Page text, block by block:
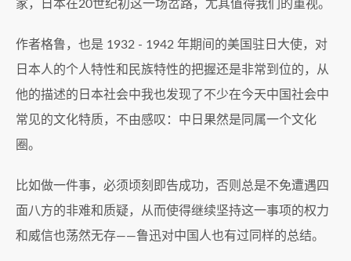
家，日本在20世纪初这一场岔路，尤其值得我们的重视。
作者格鲁，也是 1932 - 1942 年期间的美国驻日大使，对
日本人的个人特性和民族特性的把握还是非常到位的，从
他的描述的日本社会中我也发现了不少在今天中国社会中
常见的文化特质，不由感叹：中日果然是同属一个文化
圈。
比如做一件事，必须顷刻即告成功，否则总是不免遭遇四
面八方的非难和质疑，从而使得继续坚持这一事项的权力
和威信也荡然无存——鲁迅对中国人也有过同样的总结。